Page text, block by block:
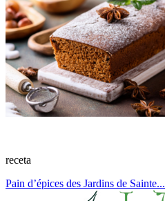
receta
Pain d’épices des Jardins de Sainte...